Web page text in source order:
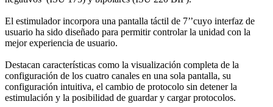
El estimulador incorpora una pantalla táctil de 7’’cuyo interfaz de
usuario ha sido diseñado para permitir controlar la unidad con la
mejor experiencia de usuario.
Destacan características como la visualización completa de la
configuración de los cuatro canales en una sola pantalla, su
configuración intuitiva, el cambio de protocolo sin detener la
estimulación y la posibilidad de guardar y cargar protocolos.